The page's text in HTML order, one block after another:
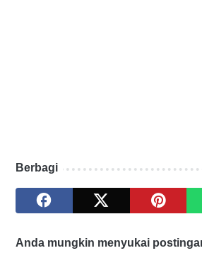
Berbagi
Anda mungkin menyukai